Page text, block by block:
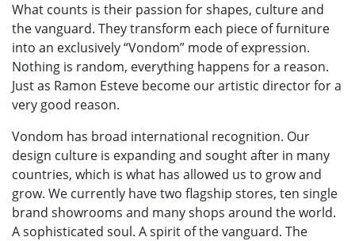
What counts is their passion for shapes, culture and
the vanguard. They transform each piece of furniture
into an exclusively “Vondom” mode of expression.
Nothing is random, everything happens for a reason.
Just as Ramon Esteve become our artistic director for a
very good reason.
Vondom has broad international recognition. Our
design culture is expanding and sought after in many
countries, which is what has allowed us to grow and
grow. We currently have two flagship stores, ten single
brand showrooms and many shops around the world.
A sophisticated soul. A spirit of the vanguard. The